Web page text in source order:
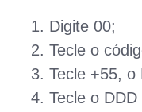
Digite 00;
Tecle o
Tecle +55, o
Tecle o